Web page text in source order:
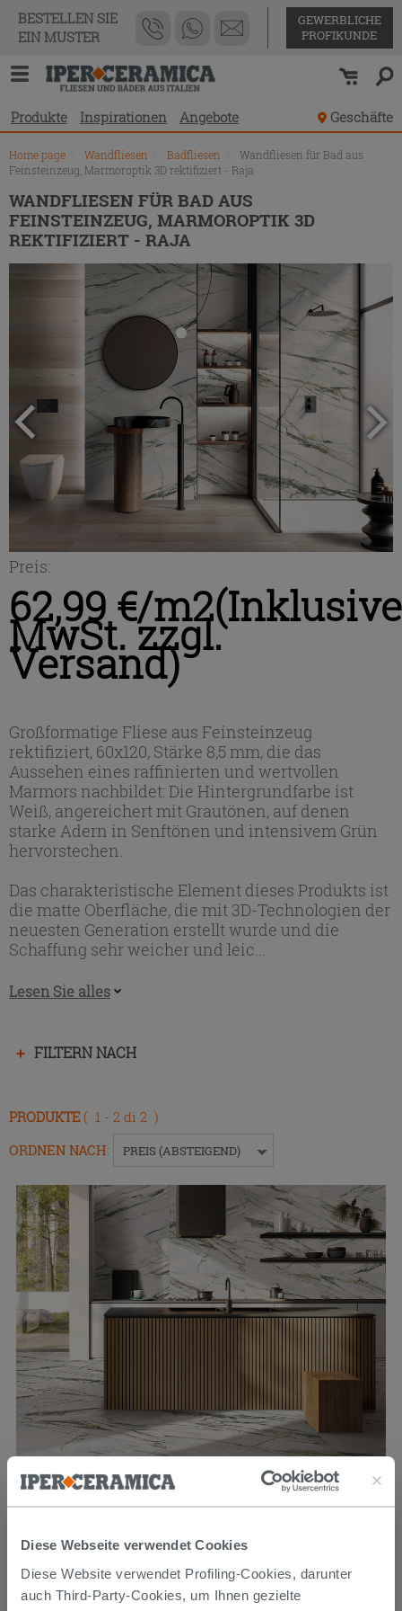
Diese Webseite verwendet Cookies
Diese Website verwendet Profiling-Cookies, darunter
auch Third-Party-Cookies, um Ihnen gezielte
BESTELLEN SIE
EIN MUSTER
GEWERBLICHE
PROFIKUNDE
Produkte Inspirationen Angebote Geschäfte
Home page Wandfliesen Badfliesen
Wandfliesen für Bad aus
Feinsteinzeug, Marmoroptik 3D rektifiziert - Raja
WANDFLIESEN FÜR BAD AUS
FEINSTEINZEUG, MARMOROPTIK 3D
REKTIFIZIERT - RAJA
Preis:
62,99 €/m2(Inklusive
MwSt. zzgl.
Versand)
Großformatige Fliese aus Feinsteinzeug
rektifiziert, 60x120, Stärke 8,5 mm, die das
Aussehen eines raffinierten und wertvollen
Marmors nachbildet: Die Hintergrundfarbe ist
Weiß, angereichert mit Grautönen, auf denen
starke Adern in Senftönen und intensivem Grün
hervorstechen.
Das charakteristische Element dieses Produkts ist
die matte Oberfläche, die mit 3D-Technologien der
neuesten Generation erstellt wurde und die
Schaffung sehr weicher und leic...
Lesen Sie alles
Produktverzeichnis
FILTERN NACH
Drücken
um
das
ein-
bzw.
auszublenden.
PRODUKTE ( 1 - 2 di 2 )
ORDNEN NACH: PREIS (ABSTEIGEND)
Fliese Raja White Marbles 60x120 Feinsteinzeug
Marmoroptik Weiss 3D
62,99 € /M2